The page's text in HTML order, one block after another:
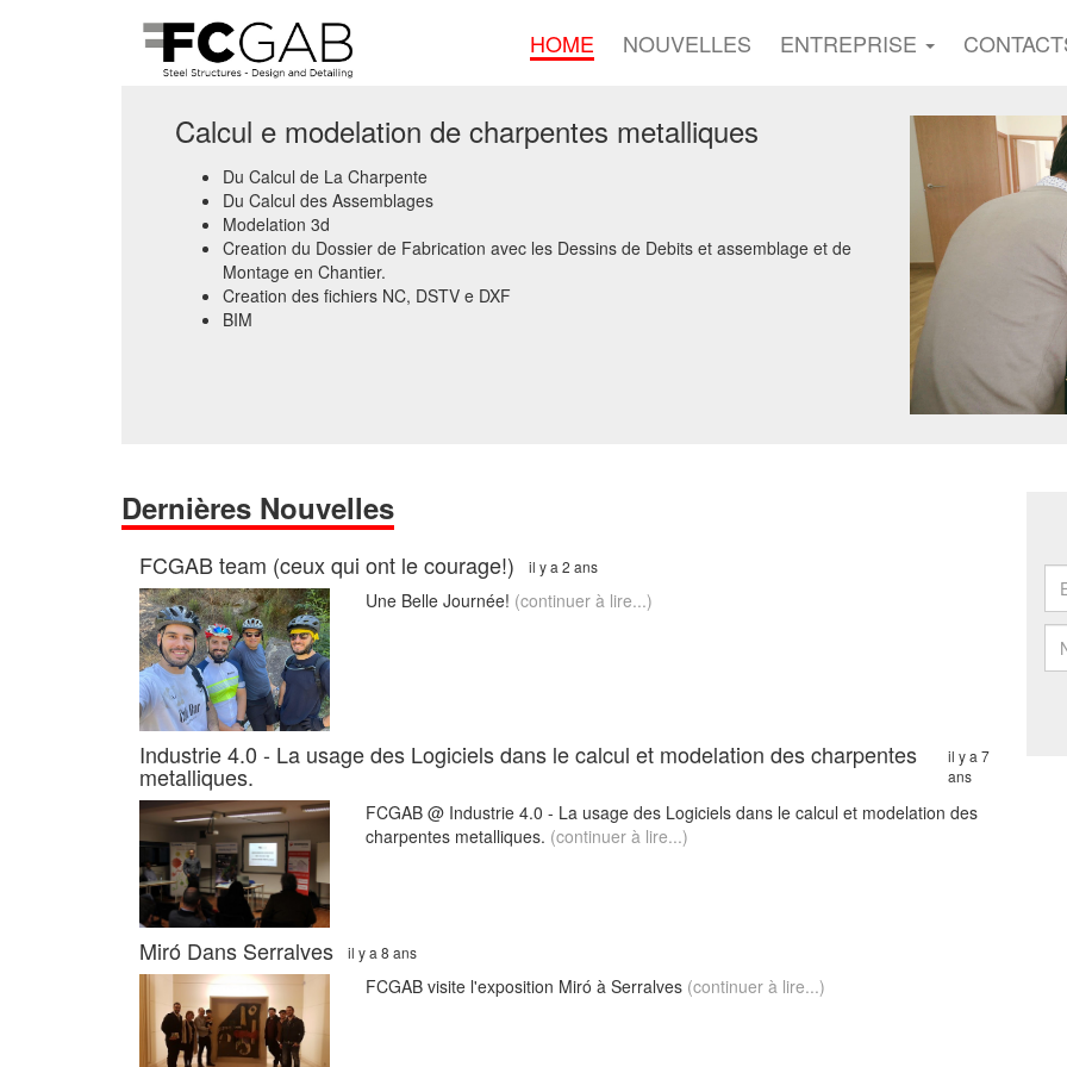
HOME NOUVELLES ENTREPRISE
Calcul e modelation de charpentes metalliques
Du Calcul de La Charpente
Du Calcul des Assemblages
Modelation 3d
Creation du Dossier de Fabrication avec les Dessins de Debits et assemblage et de
Montage en Chantier.
Creation des fichiers NC, DSTV e DXF
BIM
Dernières Nouvelles
FCGAB team (ceux qui ont le courage!) il y a 2 ans
Une Belle Journée! (continuer à lire...)
Industrie 4.0 - La usage des Logiciels dans le calcul et modelation des charpentes
metalliques.
il y a 7
ans
FCGAB @ Industrie 4.0 - La usage des Logiciels dans le calcul et modelation des
charpentes metalliques. (continuer à lire...)
Miró Dans Serralves il y a 8 ans
FCGAB visite l'exposition Miró à Serralves (continuer à lire...)